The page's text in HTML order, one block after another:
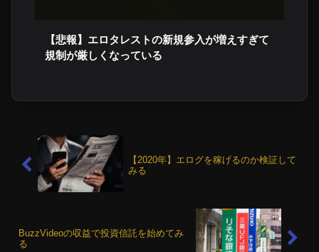
【悲報】エロタレストの新規参入が増えすぎて
規制が厳しくなっている
【2020年】エログを稼げるのか検証して
みる
BuzzVideoの収益で投資信託を始めてみ
る